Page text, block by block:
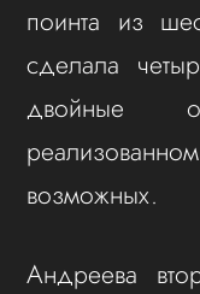
поинта из
сделала
двойные
возможных.
Андреева